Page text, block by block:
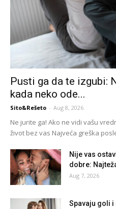
Pusti ga da te izgubi:
kada neko ode...
Sito&Rešeto - Aug 8, 2026
Ne jurite ga! Ako ne vidi vašu
život bez vas Najveća greška
Nije vas
dobre:
Aug 7, 2026
Spavaju goli